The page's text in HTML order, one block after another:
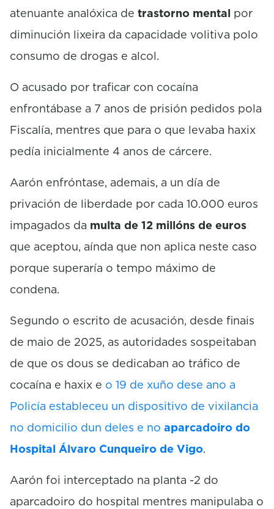
atenuante analóxica de trastorno mental por
diminución lixeira da capacidade volitiva polo
consumo de drogas e alcol.
O acusado por traficar con cocaína
enfrontábase a 7 anos de prisión pedidos pola
Fiscalía, mentres que para o que levaba haxix
pedía inicialmente 4 anos de cárcere.
Aarón enfróntase, ademais, a un día de
privación de liberdade por cada 10.000 euros
impagados da multa de 12 millóns de euros
que aceptou, aínda que non aplica neste caso
porque superaría o tempo máximo de
condena.
Segundo o escrito de acusación, desde finais
de maio de 2025, as autoridades sospeitaban
de que os dous se dedicaban ao tráfico de
cocaína e haxix e o 19 de xuño dese ano a
Policía estableceu un dispositivo de vixilancia
no domicilio dun deles e no aparcadoiro do
Hospital Álvaro Cunqueiro de Vigo.
Aarón foi interceptado na planta -2 do
aparcadoiro do hospital mentres manipulaba o